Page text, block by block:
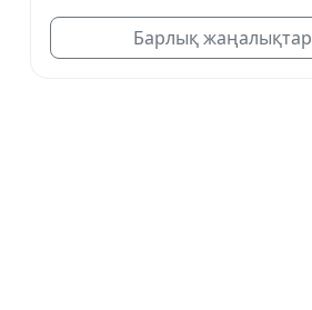
Барлық жаңалықтар